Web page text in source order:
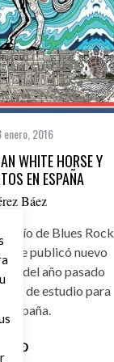
enero, 2016
WHITE HORSE Y
EN ESPAÑA
Báez
trío de Blues Rock
que publicó nuevo
del año pasado
de estudio para
España.